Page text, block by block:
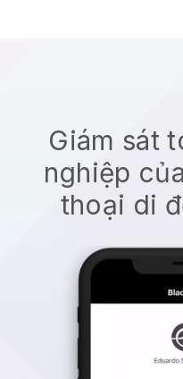
Giám sát
nghiệp
thoại di